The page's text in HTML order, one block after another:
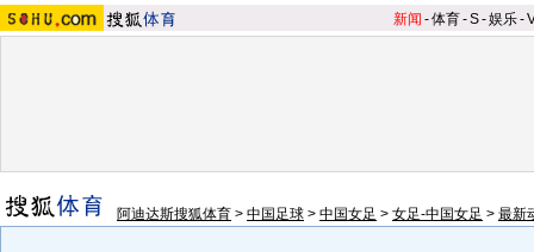
新闻 -体育-S-娱乐-
阿迪达斯搜狐体育 > 中国足球 > 中国女足 > 女足-中国女足 > 最新